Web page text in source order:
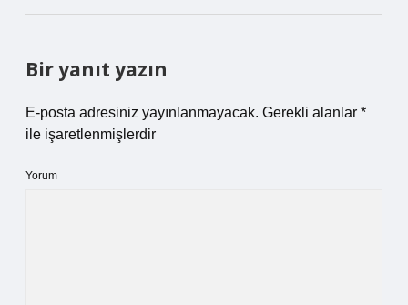
Bir yanıt yazın
E-posta adresiniz yayınlanmayacak. Gerekli alanlar *
ile işaretlenmişlerdir
Yorum